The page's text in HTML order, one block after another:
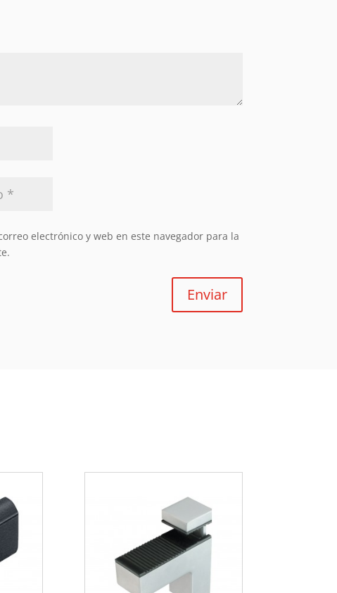
electrónico y web en este navegador para la
Enviar